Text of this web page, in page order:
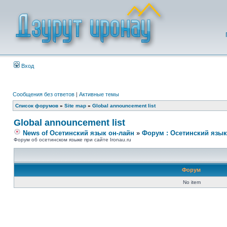
Вход
Сообщения без ответов | Активные темы
Список форумов » Site map » Global announcement list
Global announcement list
News of Осетинский язык он-лайн » Форум : Осетинский
Форум об осетинском языке при сайте Ironau.ru
Форум
No item